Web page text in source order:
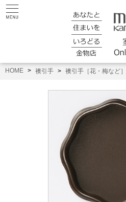
HOME 襖引手 襖引手［花・梅など］